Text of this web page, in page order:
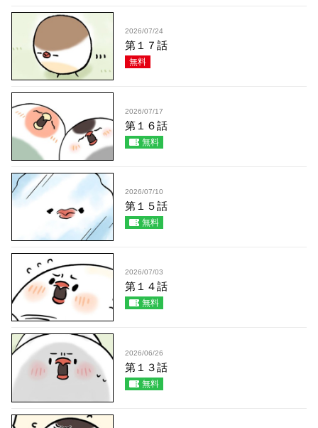
2026/07/24
第１７話
無料
2026/07/17
第１６話
無料
2026/07/10
第１５話
無料
2026/07/03
第１４話
無料
2026/06/26
第１３話
無料